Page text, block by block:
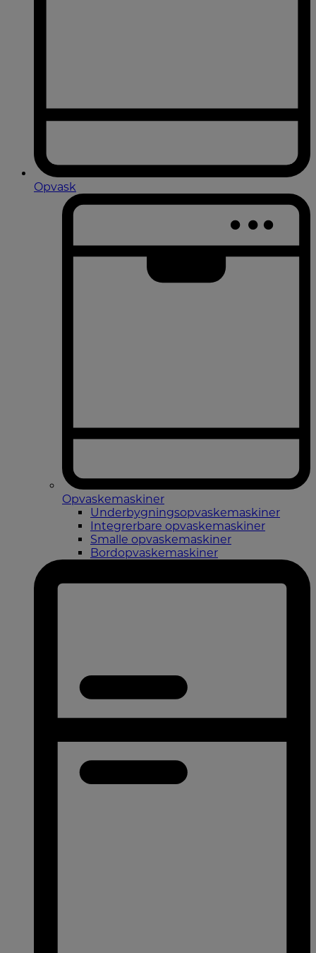
Opvask
Opvaskemaskiner
Underbygningsopvaskemaskiner
Integrerbare opvaskemaskiner
Smalle opvaskemaskiner
Bordopvaskemaskiner